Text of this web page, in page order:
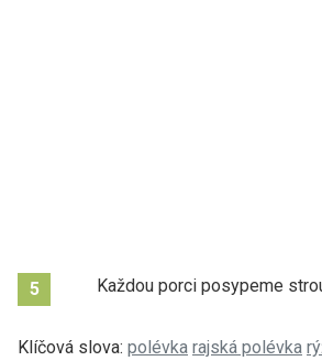
5 Každou porci posypeme
Klíčová slova: polévka rajská polévka